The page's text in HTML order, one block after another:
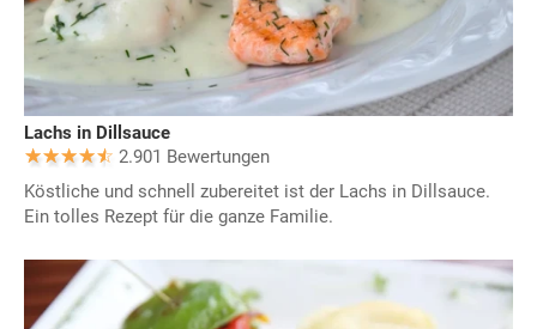
Lachs in Dillsauce
2.901 Bewertungen
Köstliche und schnell zubereitet ist der Lachs in Dillsauce.
Ein tolles Rezept für die ganze Familie.